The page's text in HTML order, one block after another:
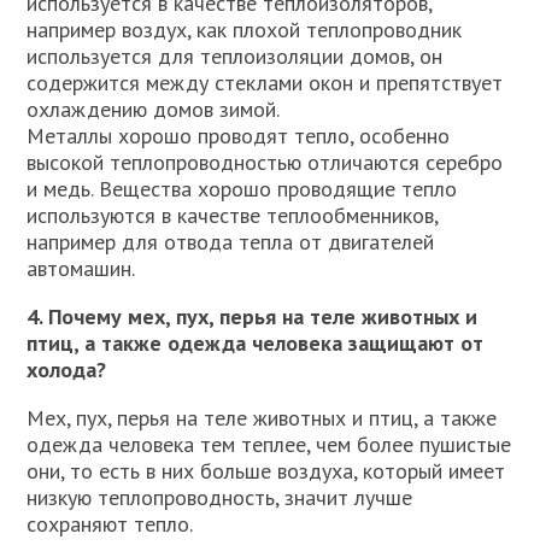
например воздух, как плохой теплопроводник
используется для теплоизоляции домов, он
содержится между стеклами окон и препятствует
охлаждению домов зимой.
Металлы хорошо проводят тепло, особенно
высокой теплопроводностью отличаются серебро
и медь. Вещества хорошо проводящие тепло
используются в качестве теплообменников,
например для отвода тепла от двигателей
автомашин.
4. Почему мех, пух, перья на теле животных и
птиц, а также одежда человека защищают от
холода?
Мех, пух, перья на теле животных и птиц, а также
одежда человека тем теплее, чем более пушистые
они, то есть в них больше воздуха, который имеет
низкую теплопроводность, значит лучше
сохраняют тепло.